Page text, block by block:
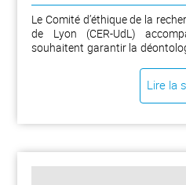
Le Comité d’éthique de la
de Lyon (CER-UdL)
souhaitent garantir la
expérimentation animale.
Lire la